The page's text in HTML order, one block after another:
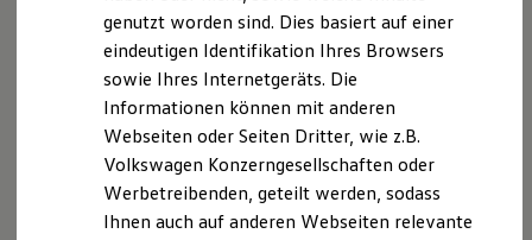
Klimafreundlicher Strom
Reichweite & Ladelösungen
Reichweitensimulator
Ladezeitensimulator
Ladelösungen für Privatkunden
Ladelösungen für Gewerbekunden
Bidirektionales Laden
Förderung & Kosten der Elektrofahrzeuge
Fördermöglichkeiten für Privatkunden
www.versicherungsombudsmann.de
Verbraucherinformation gemäß
Verbraucherstreitbeilegungsgesetz:
Streitbeilegungsverfahren vor einer
Verbraucherschlichtungsstelle teilzunehmen.
genutzt worden sind. Dies basiert auf einer
eindeutigen Identifikation Ihres Browsers
sowie Ihres Internetgeräts. Die
Informationen können mit anderen
Webseiten oder Seiten Dritter, wie z.B.
Volkswagen Konzerngesellschaften oder
Werbetreibenden, geteilt werden, sodass
Ihnen auch auf anderen Webseiten relevante